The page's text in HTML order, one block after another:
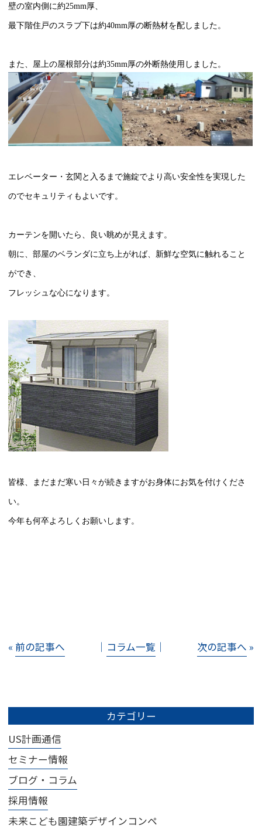
壁の室内側に約25mm厚、
最下階住戸のスラブ下は約40mm厚の断熱材を配しました。
また、屋上の屋根部分は約35mm厚の外断熱使用しました。
エレベーター・玄関と入るまで施錠でより高い安全性を実現した
のでセキュリティもよいです。
カーテンを開いたら、良い眺めが見えます。
朝に、部屋のベランダに立ち上がれば、新鮮な空気に触れること
ができ、
フレッシュな心になります。
皆様、まだまだ寒い日々が続きますがお身体にお気を付けくださ
い。
今年も何卒よろしくお願いします。
« 前の記事へ │ コラム一覧 │ 次の記事へ »
カテゴリー
US計画通信
セミナー情報
ブログ・コラム
採用情報
未来こども園建築デザインコンペ